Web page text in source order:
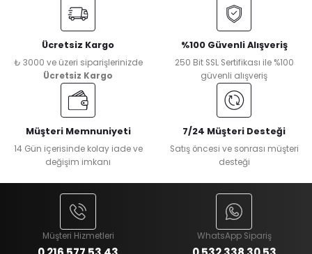
Ücretsiz Kargo
₺ 3000 ve üzeri siparişlerinizde
Ücretsiz Kargo
%100 Güvenli Alışveriş
250 Bit SSL Sertifikası ile %100
güvenli alışveriş
Müşteri Memnuniyeti
14 Gün içerisinde kolay iade ve
değişim imkanı
7/24 Müşteri Desteği
Satış öncesi ve sonrası müşteri
desteği
Müşteri Hizmetleri WhatsApp Sipariş